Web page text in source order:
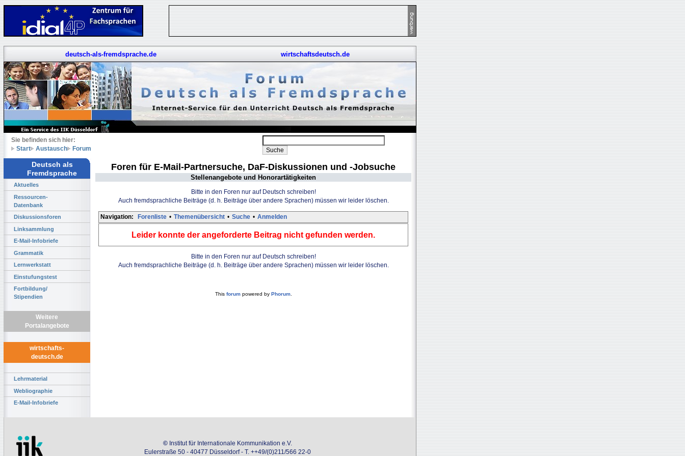
deutsch-als-fremdsprache.de wirtschaftsdeutsch.de
Sie befinden sich hier:
Start
Austausch Forum
Deutsch als
Fremdsprache
Aktuelles
Ressourcen-
Datenbank
Diskussionsforen
Linksammlung
E-Mail-Infobriefe
Grammatik
Lernwerkstatt
Einstufungstest
Fortbildung/
Stipendien
Weitere
Portalangebote
wirtschafts-
deutsch.de
Lehrmaterial
Webliographie
E-Mail-Infobriefe
Foren für E-Mail-Partnersuche, DaF-Diskussionen und -Jobsuche
Stellenangebote und Honorartätigkeiten
Bitte in den Foren nur auf Deutsch schreiben!
Auch fremdsprachliche Beiträge (d. h. Beiträge über andere Sprachen) müssen wir leider löschen.
Navigation: Forenliste • Themenübersicht • Suche • Anmelden
Leider konnte der angeforderte Beitrag nicht gefunden werden.
Bitte in den Foren nur auf Deutsch schreiben!
Auch fremdsprachliche Beiträge (d. h. Beiträge über andere Sprachen) müssen wir leider löschen.
This forumpowered by Phorum.
© Institut für Internationale Kommunikation e.V.
Eulerstraße 50 - 40477 Düsseldorf - T. ++49/(0)211/566 22-0